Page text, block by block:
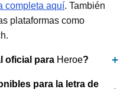
completa aquí. También
plataformas como
oficial para Heroe?
para la letra de